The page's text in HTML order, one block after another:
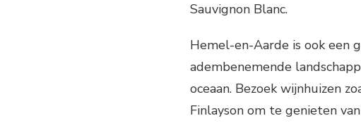
Sauvignon Blanc.
Hemel-en-Aarde is ook een
adembenemende
oceaan. Bezoek wijnhuizen
Finlayson om te genieten